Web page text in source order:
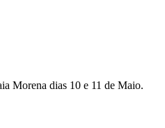
Morena dias 10 e 11 de Maio.